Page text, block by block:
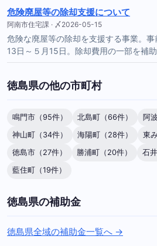
危険廃屋等の除却支援について
阿南市住宅課 · 〆2026-05-15
危険な廃屋等の除却を支援する事業。
13日～５月15日。除却費用の一部を補助
徳島県の他の市町村
鳴門市（95件） 北島町（66件）
阿
神山町（34件）
海陽町（28件）
東
徳島市（27件）
勝浦町（20件）
石
藍住町（19件）
徳島県の補助金
徳島県全域の補助金一覧へ →